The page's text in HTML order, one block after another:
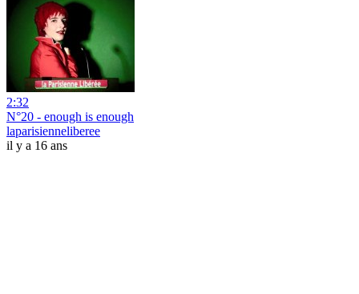
2:32
N°20 - enough is enough
laparisienneliberee
il y a 16 ans